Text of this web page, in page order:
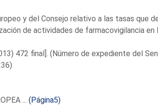
y del Consejo relativo a las tasas que
de actividades de farmacovigilancia en
472 final]. (Número de expediente del
... (Página5)